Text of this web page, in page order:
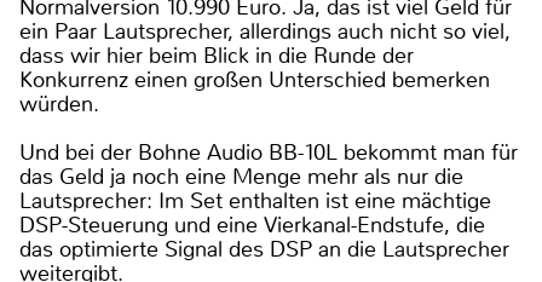
Normalversion 10.990 Euro. Ja, das ist viel Geld für
ein Paar Lautsprecher, allerdings auch nicht so viel,
dass wir hier beim Blick in die Runde der
Konkurrenz einen großen Unterschied bemerken
würden.
Und bei der Bohne Audio BB-10L bekommt man für
das Geld ja noch eine Menge mehr als nur die
Lautsprecher: Im Set enthalten ist eine mächtige
DSP-Steuerung und eine Vierkanal-Endstufe, die
das optimierte Signal des DSP an die Lautsprecher
weitergibt.